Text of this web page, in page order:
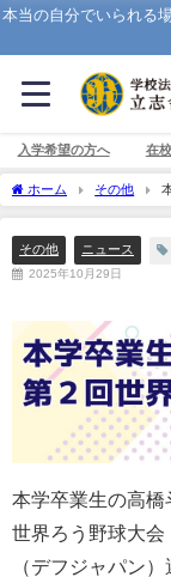
本当の自分でいられる
入学希望の方へ 在
ホーム その他
（WDBC）」野球日本代
その他 ニュース
2025年10月29日
本学卒業生の高橋
世界ろう野球大
（デフジャパン